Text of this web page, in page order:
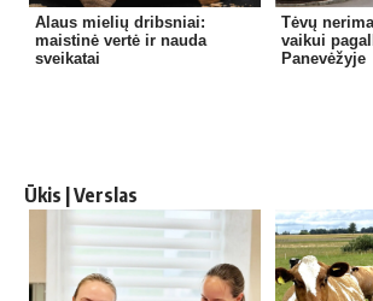
Alaus mielių dribsniai:
maistinė vertė ir nauda
sveikatai
Tėvų
vaikui
Panevėžyje
Ūkis | Verslas